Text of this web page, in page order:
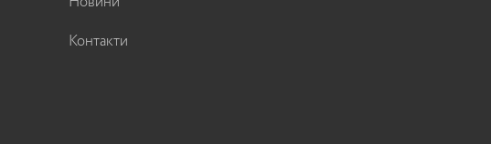
Контакти